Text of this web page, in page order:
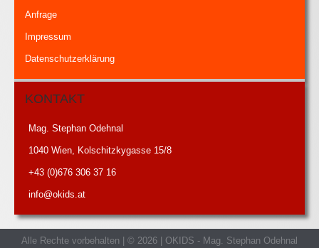
Anfrage
Impressum
Datenschutzerklärung
KONTAKT
Mag. Stephan Odehnal
1040 Wien, Kolschitzkygasse 15/8
+43 (0)676 306 37 16
info@okids.at
Alle Rechte vorbehalten | © 2026 | OKIDS - Mag. Stephan Odehnal